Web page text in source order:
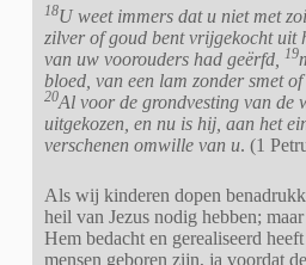
18U weet immers dat u niet met
zilver of goud bent vrijgekocht uit
van uw voorouders had geërfd,
19
bloed, van een lam zonder smet
20Al voor de grondvesting van de
uitgekozen, en nu is hij, aan het
verschenen omwille van u. (1
Als wij kinderen dopen
heil van Jezus nodig hebben;
Hem bedacht en gerealiseerd
mensen geboren zijn, ja voordat